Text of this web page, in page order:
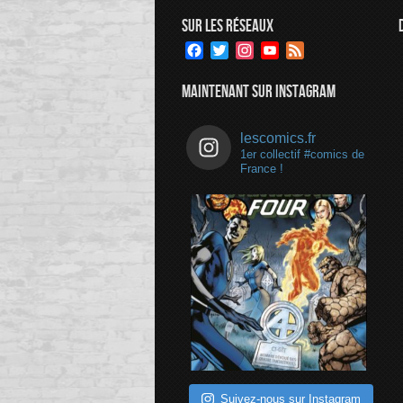
SUR LES RÉSEAUX
Facebook
TwitterInstagramYouTube
MAINTENANT SUR INSTAGRAM
lescomics.fr
1er collectif #comics de
France !
Suivez-nous sur Instagram